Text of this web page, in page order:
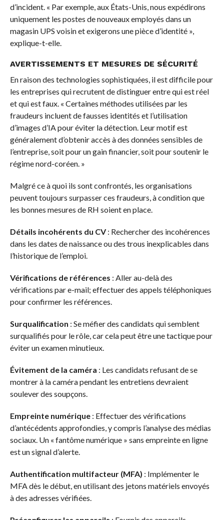
d’incident. « Par exemple, aux États-Unis, nous expédirons
uniquement les postes de nouveaux employés dans un
magasin UPS voisin et exigerons une pièce d’identité »,
explique-t-elle.
AVERTISSEMENTS ET MESURES DE SÉCURITÉ
En raison des technologies sophistiquées, il est difficile pour
les entreprises qui recrutent de distinguer entre qui est réel
et qui est faux. « Certaines méthodes utilisées par les
fraudeurs incluent de fausses identités et l’utilisation
d’images d’IA pour éviter la détection. Leur motif est
généralement d’obtenir accès à des données sensibles de
l’entreprise, soit pour un gain financier, soit pour soutenir le
régime nord-coréen. »
Malgré ce à quoi ils sont confrontés, les organisations
peuvent toujours surpasser ces fraudeurs, à condition que
les bonnes mesures de RH soient en place.
Détails incohérents du CV: Rechercher des incohérences
dans les dates de naissance ou des trous inexplicables dans
l’historique de l’emploi.
Vérifications de références : Aller au-delà des
vérifications par e-mail; effectuer des appels téléphoniques
pour confirmer les références.
Surqualification : Se méfier des candidats qui semblent
surqualifiés pour le rôle, car cela peut être une tactique pour
éviter un examen minutieux.
Évitement de la caméra : Les candidats refusant de se
montrer à la caméra pendant les entretiens devraient
soulever des soupçons.
Empreinte numérique: Effectuer des vérifications
d’antécédents approfondies, y compris l’analyse des médias
sociaux. Un « fantôme numérique » sans empreinte en ligne
est un signal d’alerte.
Authentification multifacteur (MFA) : Implémenter le
MFA dès le début, en utilisant des jetons matériels envoyés
à des adresses vérifiées.